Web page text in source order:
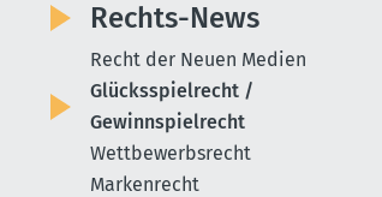
Rechts-News
Recht der Neuen Medien
Glücksspielrecht /
Gewinnspielrecht
Wettbewerbsrecht
Markenrecht